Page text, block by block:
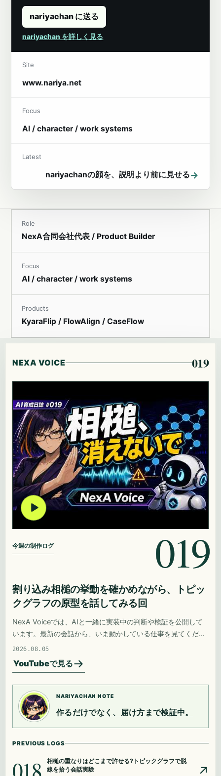
nariyachan に送る
nariyachan を詳しく見る
Site
www.nariya.net
Focus
AI / character / work systems
Latest
nariyachanの顔を、説明より前に見せる→
Role
NexA合同会社代表 / Product Builder
Focus
AI / character / work systems
Products
KyaraFlip / FlowAlign / CaseFlow
NEXA VOICE 019
今週の制作ログ 019
割り込み相槌の挙動を確かめながら、トピッ
クグラフの原型を話してみる回
NexA Voiceでは、AIと一緒に実装中の判断や検証を公開して
います。最新の会話から、いま動かしている仕事を見てくださ
い。
2026.08.05
YouTubeで見る
NARIYACHAN NOTE
作るだけでなく、届け方まで検証中。
PREVIOUS LOGS
018
相槌の重なりはどこまで許せる?トピックグラフで脱
線を拾う会話実験